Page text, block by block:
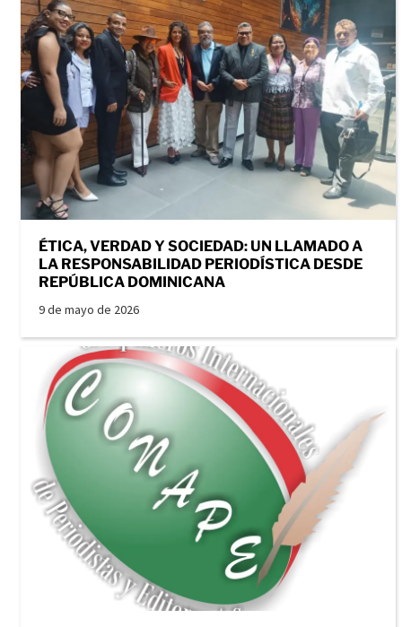
ÉTICA, VERDAD Y SOCIEDAD: UN LLAMADO A
LA RESPONSABILIDAD PERIODÍSTICA DESDE
REPÚBLICA DOMINICANA
9 de mayo de 2026